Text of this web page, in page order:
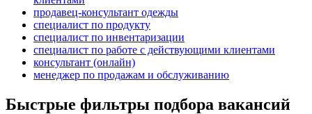
продавец-консультант одежды
специалист по продукту
специалист по инвентаризации
специалист по работе с действующими клиентами
консультант (онлайн)
менеджер по продажам и обслуживанию
Быстрые фильтры подбора вакансий